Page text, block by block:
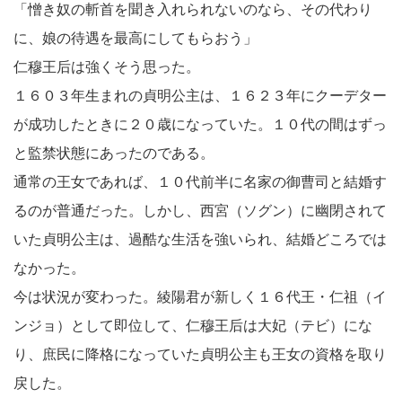
「憎き奴の斬首を聞き入れられないのなら、その代わり
に、娘の待遇を最高にしてもらおう」
仁穆王后は強くそう思った。
１６０３年生まれの貞明公主は、１６２３年にクーデター
が成功したときに２０歳になっていた。１０代の間はずっ
と監禁状態にあったのである。
通常の王女であれば、１０代前半に名家の御曹司と結婚す
るのが普通だった。しかし、西宮（ソグン）に幽閉されて
いた貞明公主は、過酷な生活を強いられ、結婚どころでは
なかった。
今は状況が変わった。綾陽君が新しく１６代王・仁祖（イ
ンジョ）として即位して、仁穆王后は大妃（テビ）にな
り、庶民に降格になっていた貞明公主も王女の資格を取り
戻した。